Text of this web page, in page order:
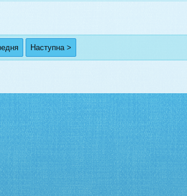
Наступна >